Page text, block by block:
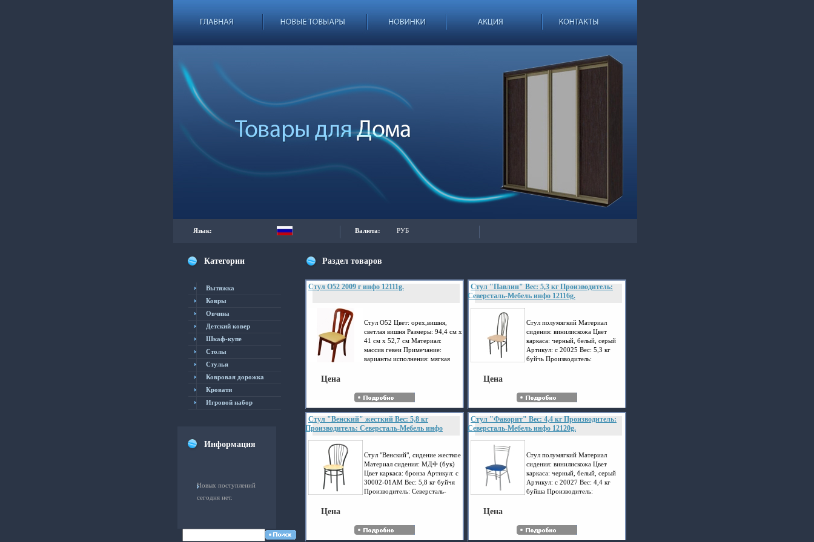
Язык: Валюта: РУБ
Категории
Вытяжка
Ковры
Овчина
Детский ковер
Шкаф-купе
Столы
Cтулья
Ковровая дорожка
Кровати
Игровой набор
Информация
Новых поступлений
сегодня нет.
Раздел товаров
Стул O52 2009 г инфо 12111g.
Стул O52 Цвет: орех,вишня,
светлая вишня Размеры: 94,4 см х
41 см х 52,7 см Материал:
массив гевеи Примечание:
варианты исполнения: мягкая
Цена
Стул "Венский" жесткий Вес: 5,8 кг
Производитель: Северсталь-Мебель инфо
Стул "Венский", сидение жесткое
Материал сидения: МДФ (бук)
Цвет каркаса: бронза Артикул: с
30002-01АМ Вес: 5,8 кг буйчя
Производитель: Северсталь-
Цена
Стул "Павлин" Вес: 5,3 кг Производитель:
Северсталь-Мебель инфо 12116g.
Стул полумягкий Материал
сидения: винилискожа Цвет
каркаса: черный, белый, серый
Артикул: с 20025 Вес: 5,3 кг
буйчь Производитель:
Цена
Стул "Фаворит" Вес: 4,4 кг Производитель:
Северсталь-Мебель инфо 12120g.
Стул полумягкий Материал
сидения: винилискожа Цвет
каркаса: черный, белый, серый
Артикул: с 20027 Вес: 4,4 кг
буйша Производитель:
Цена